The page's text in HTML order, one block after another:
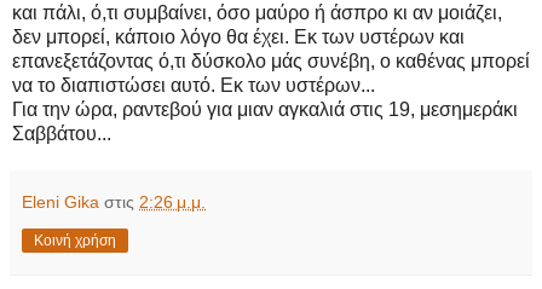
και πάλι, ό,τι συμβαίνει, όσο μαύρο ή άσπρο κι αν μοιάζει,
δεν μπορεί, κάποιο λόγο θα έχει. Εκ των υστέρων και
επανεξετάζοντας ό,τι δύσκολο μάς συνέβη, ο καθένας μπορεί
να το διαπιστώσει αυτό. Εκ των υστέρων...
Για την ώρα, ραντεβού για μιαν αγκαλιά στις 19, μεσημεράκι
Σαββάτου...
Eleni Gika στις 2:26 μ.μ.
Κοινή χρήση